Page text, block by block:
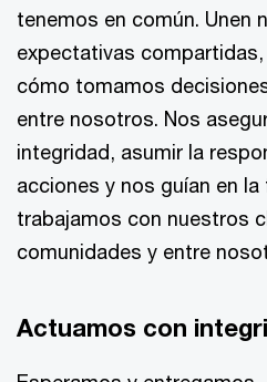
tenemos en común. Unen
expectativas
cómo tomamos
entre nosotros. Nos
integridad, asumir la
acciones y nos guían en
trabajamos con nuestros
comunidades y entre
Actuamos con